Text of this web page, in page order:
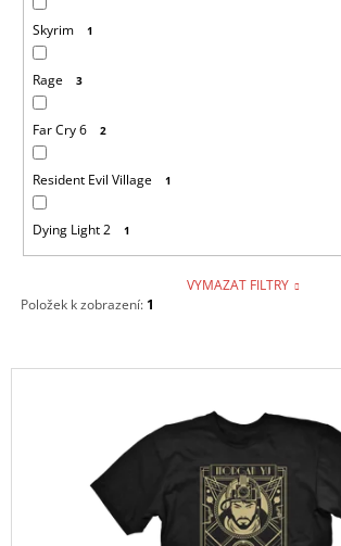
Skyrim 1
Rage 3
Far Cry 6 2
Resident Evil Village 1
Dying Light 2 1
VYMAZAT FILTRY
Položek k zobrazení: 1
V